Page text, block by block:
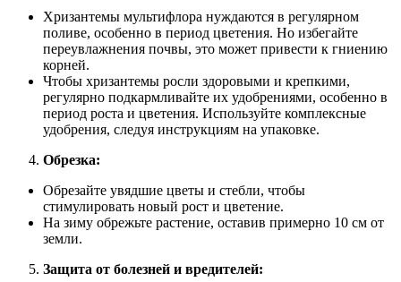
Хризантемы мультифлора нуждаются в регулярном
поливе, особенно в период цветения. Но избегайте
переувлажнения почвы, это может привести к гниению
корней.
Чтобы хризантемы росли здоровыми и крепкими,
регулярно подкармливайте их удобрениями, особенно в
период роста и цветения. Используйте комплексные
удобрения, следуя инструкциям на упаковке.
Обрезка:
Обрезайте увядшие цветы и стебли, чтобы
стимулировать новый рост и цветение.
На зиму обрежьте растение, оставив примерно 10 см от
земли.
Защита от болезней и вредителей: